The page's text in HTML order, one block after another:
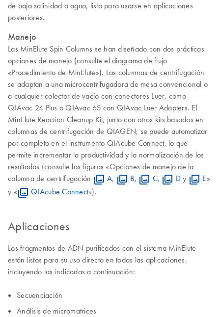
de baja salinidad o agua, listo para usarse en aplicaciones
posteriores.
Manejo
Las MinElute Spin Columns se han diseñado con dos prácticas
opciones de manejo (consulte el diagrama de flujo
«Procedimiento de MinElute»). Las columnas de centrifugación
se adaptan a una microcentrifugadora de mesa convencional o
a cualquier colector de vacío con conectores Luer, como
QIAvac 24 Plus o QIAvac 6S con QIAvac Luer Adapters. El
MinElute Reaction Cleanup Kit, junto con otros kits basados en
columnas de centrifugación de QIAGEN, se puede automatizar
por completo en el instrumento QIAcube Connect, lo que
permite incrementar la productividad y la normalización de los
resultados (consulte las figuras «Opciones de manejo de la
columna de centrifugación
A, B, C, D y E»
y «
QIAcube Connect»).
Aplicaciones
Los fragmentos de ADN purificados con el sistema MinElute
están listos para su uso directo en todas las aplicaciones,
incluyendo las indicadas a continuación:
Secuenciación
Análisis de micromatrices